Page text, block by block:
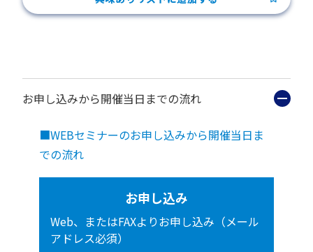
お申し込みから開催当日までの流れ
■WEBセミナーのお申し込みから開催当日ま
での流れ
お申し込み
Web、またはFAXよりお申し込み（メール
アドレス必須）